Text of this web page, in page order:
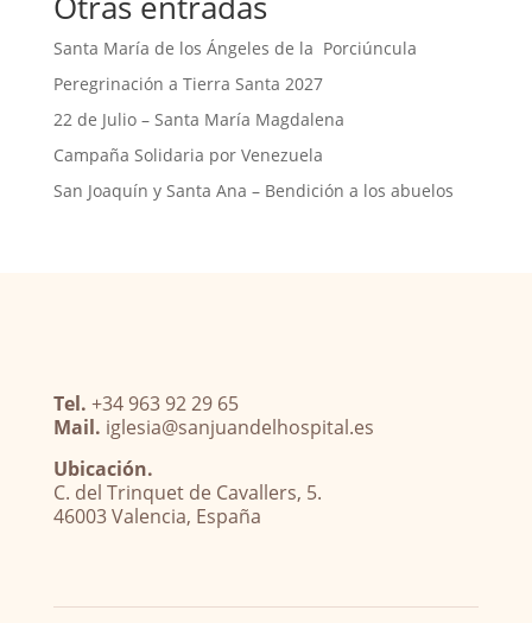
Santa María de los Ángeles de la Porciúncula
Peregrinación a Tierra Santa 2027
22 de Julio – Santa María Magdalena
Campaña Solidaria por Venezuela
San Joaquín y Santa Ana – Bendición a los abuelos
Tel. +34 963 92 29 65
Mail. iglesia@sanjuandelhospital.es
Ubicación.
C. del Trinquet de Cavallers, 5.
46003 Valencia, España